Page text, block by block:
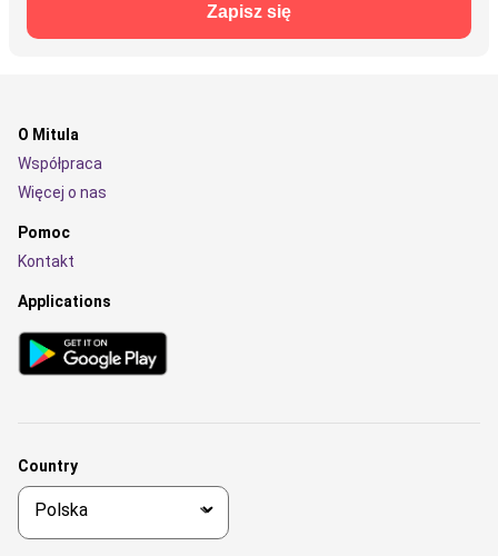
Zapisz się
O Mitula
Współpraca
Więcej o nas
Pomoc
Kontakt
Applications
Country